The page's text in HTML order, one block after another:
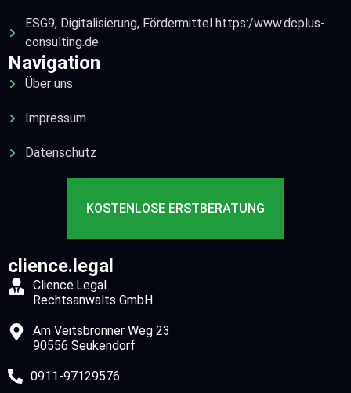
clience.legal
Clience.Legal
Rechtsanwalts GmbH
Am Veitsbronner Weg 23
90556 Seukendorf
0911-97129576
ESG9, Digitalisierung, Fördermittel https:/www.dcplus-
consulting.de
Navigation
Über uns
Impressum
Datenschutz
KOSTENLOSE ERSTBERATUNG